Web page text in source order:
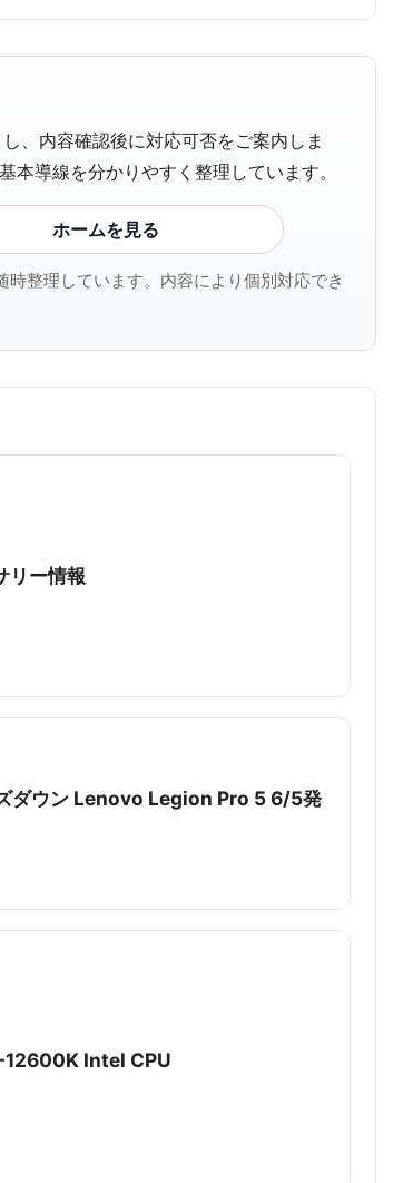
、内容確認後に対応可否をご案内しま
導線を分かりやすく整理しています。
ホームを見る
整理しています。内容により個別対応でき
リー情報
ダウン Lenovo Legion Pro 5 6/5発
12600K Intel CPU